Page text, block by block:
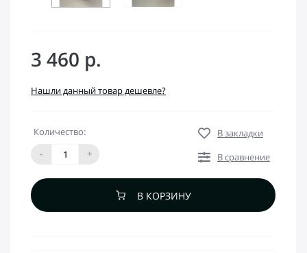
3 460 р.
Нашли данный товар дешевле?
Количество:
-
+
В закладки
В сравнение
В КОРЗИНУ